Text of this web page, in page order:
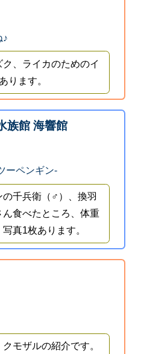
♪
、ライカのためのイ
ります。
族館 海響館
ーペンギン‐
千兵衛（♂）、換羽
食べたところ、体重
真1枚あります。
モザルの紹介です。